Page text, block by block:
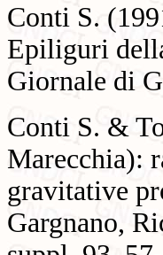
Conti S.
Epiliguri
Giornale di
Conti S. &
Marecchia):
gravitative
Gargnano,